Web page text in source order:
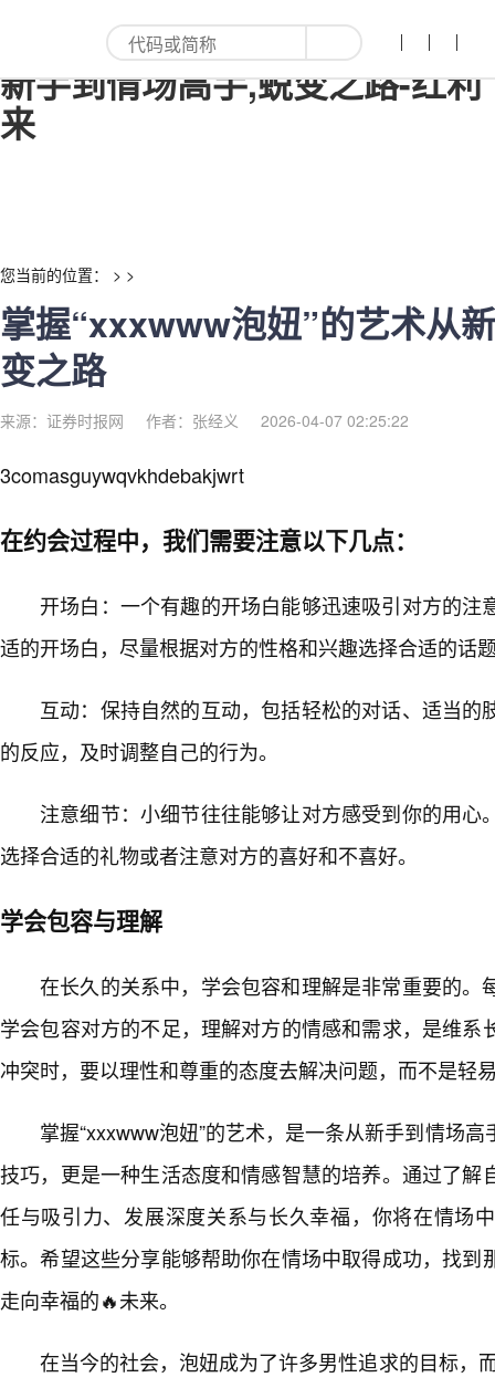
掌握“xxxwww泡妞”的艺术从
新手到情场高手,蜕变之路-红利
来
您当前的位置： > >
掌握“xxxwww泡妞”的艺术从
变之路
来源：证券时报网 作者：张经义 2026-04-07 02:25:22
3comasguywqvkhdebakjwrt
在约会过程中，我们需要注意以下几点：
开场白：一个有趣的开场白能够迅速吸引对方的注
适的开场白，尽量根据对方的性格和兴趣选择合适的话
互动：保持自然的互动，包括轻松的对话、适当的
的反应，及时调整自己的行为。
注意细节：小细节往往能够让对方感受到你的用心
选择合适的礼物或者注意对方的喜好和不喜好。
学会包容与理解
在长久的关系中，学会包容和理解是非常重要的。
学会包容对方的不足，理解对方的情感和需求，是维系
冲突时，要以理性和尊重的态度去解决问题，而不是轻
掌握“xxxwww泡妞”的艺术，是一条从新手到情场
技巧，更是一种生活态度和情感智慧的培养。通过了解
任与吸引力、发展深度关系与长久幸福，你将在情场
标。希望这些分享能够帮助你在情场中取得成功，找到
走向幸福的🔥未来。
在当今的社会，泡妞成为了许多男性追求的目标，